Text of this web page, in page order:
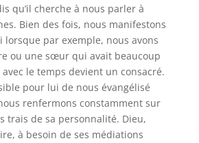
qu’il cherche à nous parler à
Bien des fois, nous manifestons
lorsque par exemple, nous avons
ou une sœur qui avait beaucoup
le temps devient un consacré.
pour lui de nous évangélisé
renfermons constamment sur
trais de sa personnalité. Dieu,
à besoin de ses médiations